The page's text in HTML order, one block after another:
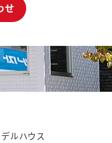
せ
ルハウス